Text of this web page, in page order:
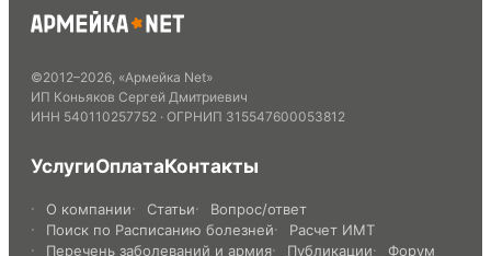
©2012–2026, «Армейка Net»
ИП Коньяков Сергей Дмитриевич
ИНН 540110257752 · ОГРНИП 315547600053812
УслугиОплатаКонтакты
О компании Статьи
Вопрос/ответ
Поиск по Расписанию болезней
Расчет ИМТ
Перечень заболеваний и армия
Публикации Форум